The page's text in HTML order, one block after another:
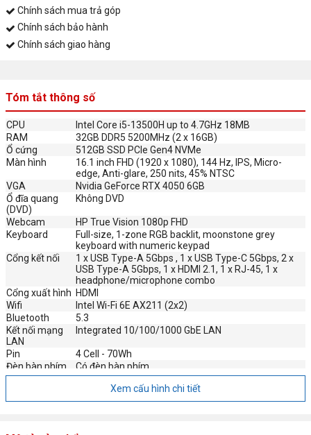
Chính sách mua trả góp
Chính sách bảo hành
Chính sách giao hàng
Tóm tắt thông số
CPU
Intel Core i5-13500H up to 4.7GHz 18MB
RAM
32GB DDR5 5200MHz (2 x 16GB)
Ổ cứng
512GB SSD PCIe Gen4 NVMe
Màn hình
16.1 inch FHD (1920 x 1080), 144 Hz, IPS, Micro-
edge, Anti-glare, 250 nits, 45% NTSC
VGA
Nvidia GeForce RTX 4050 6GB
Ổ đĩa quang
(DVD)
Không DVD
Webcam
HP True Vision 1080p FHD
Keyboard
Full-size, 1-zone RGB backlit, moonstone grey
keyboard with numeric keypad
Cổng kết nối
1 x USB Type-A 5Gbps , 1 x USB Type-C 5Gbps, 2 x
USB Type-A 5Gbps, 1 x HDMI 2.1, 1 x RJ-45, 1 x
headphone/microphone combo
Cổng xuất hình HDMI
Wifi
Intel Wi-Fi 6E AX211 (2x2)
Bluetooth
5.3
Kết nối mạng
LAN
Integrated 10/100/1000 GbE LAN
Pin
4 Cell - 70Wh
Đèn bàn phím
Có đèn bàn phím
Phụ kiện kèm
Full box
Bảo mật
Không bảo mật vân tay
Xem cấu hình chi tiết